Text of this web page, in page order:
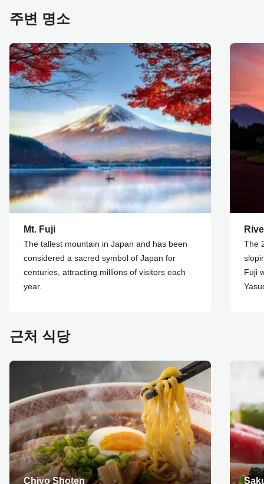
주변 명소
Mt. Fuji
The tallest mountain in Japan and has been
considered a sacred symbol of Japan for
centuries, attracting millions of visitors each
year.
The
Fuji
근처 식당
Chiyo Shoten